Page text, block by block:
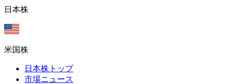
日本株
米国株
日本株トップ
市場ニュース